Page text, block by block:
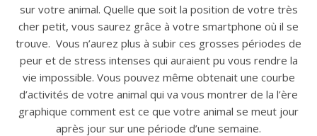
sur votre animal. Quelle que soit la position de votre très
cher petit, vous saurez grâce à votre smartphone où il se
trouve. Vous n’aurez plus à subir ces grosses périodes de
peur et de stress intenses qui auraient pu vous rendre la
vie impossible. Vous pouvez même obtenait une courbe
d’activités de votre animal qui va vous montrer de la l’ère
graphique comment est ce que votre animal se meut jour
après jour sur une période d’une semaine.